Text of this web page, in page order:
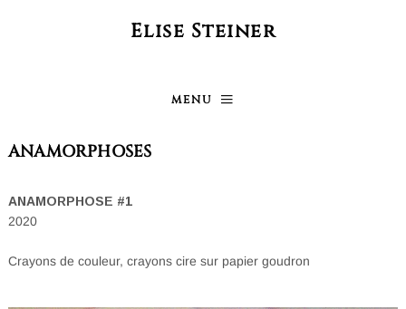
Elise Steiner
MENU
ANAMORPHOSES
ANAMORPHOSE #1
2020
Crayons de couleur, crayons cire sur papier goudron